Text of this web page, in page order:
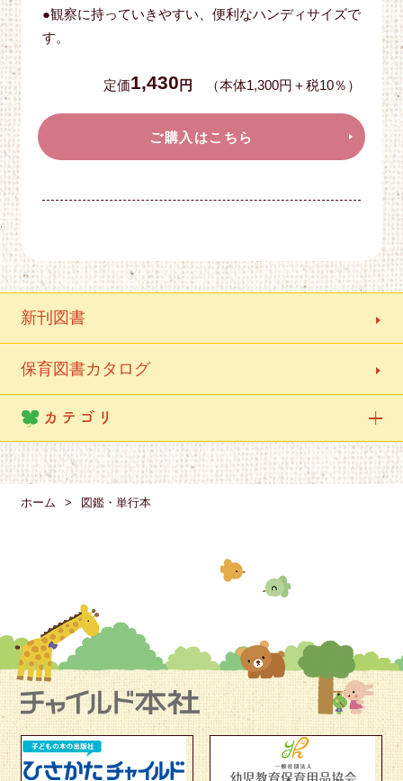
●観察に持っていきやすい、便利なハンディサイズで
す。
定価1,430 円 （本体1,300円＋税10％）
ご購入はこちら
新刊図書
保育図書カタログ
カテゴリ
ホーム 図鑑・単行本